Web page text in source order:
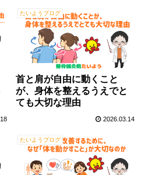
たいようブログ
首と肩が自由に動くこと
が、身体を整えるうえでと
ても大切な理由
2026.03.14
たいようブログ